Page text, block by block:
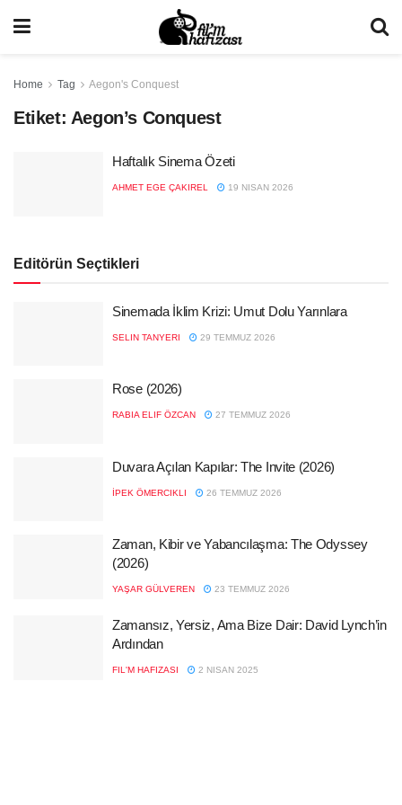
Home Tag Aegon's Conquest
Etiket: Aegon’s Conquest
Haftalık Sinema Özeti
AHMET EGE ÇAKIREL 19 NISAN 2026
Editörün Seçtikleri
Sinemada İklim Krizi: Umut Dolu Yarınlara
SELIN TANYERI 29 TEMMUZ 2026
Rose (2026)
RABIA ELIF ÖZCAN 27 TEMMUZ 2026
Duvara Açılan Kapılar: The Invite (2026)
İPEK ÖMERCIKLI 26 TEMMUZ 2026
Zaman, Kibir ve Yabancılaşma: The Odyssey
(2026)
YAŞAR GÜLVEREN 23 TEMMUZ 2026
Zamansız, Yersiz, Ama Bize Dair: David Lynch’in
Ardından
FIL'M HAFIZASI 2 NISAN 2025